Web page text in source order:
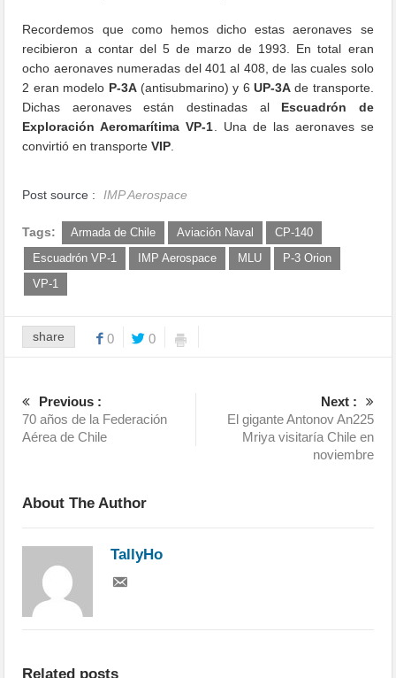
Recordemos que como hemos dicho estas aeronaves se
recibieron a contar del 5 de marzo de 1993. En total eran
ocho aeronaves numeradas del 401 al 408, de las cuales solo
2 eran modelo P-3A(antisubmarino) y 6 UP-3Ade transporte.
Dichas aeronaves están destinadas al Escuadrón de
Exploración Aeromarítima VP-1 . Una de las aeronaves se
convirtió en transporteVIP
Post source : IMP Aerospace
Tags: Armada de Chile Aviación Naval
CP-140
Escuadrón VP-1
IMP Aerospace MLU
P-3 Orion
VP-1
share 0 0
Previous :
70 años de la Federación
Aérea de Chile
Next :
El gigante Antonov An225
Mriya visitaría Chile en
noviembre
About The Author
TallyHo
Related posts